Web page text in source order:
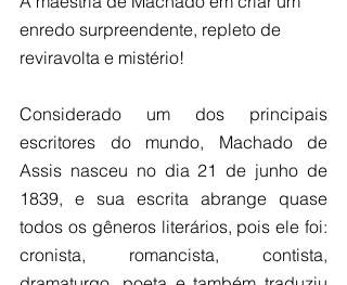
enredo surpreendente, repleto de
reviravolta e mistério!
Considerado um dos principais
escritores do mundo, Machado de
Assis nasceu no dia 21 de junho de
1839, e sua escrita abrange quase
todos os gêneros literários, pois ele foi:
cronista, romancista, contista,